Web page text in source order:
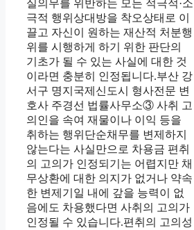
실의무를 위반하는 모든 적극적·소
극적 행위상대방을 착오상태로 이
끌고 자신이 원하는 재산적 처분행
위를 시행하게 하기 위한 판단의
기초가 될 수 있는 사실에 대한 것
이라면 충분히 인정됩니다.부산 강
서구 명지국제신도시 형사전문 변
호사 주경선 법률사무소③ 사취 고
의인을 속여 재물이나 이익 등을
취하는 행위단순채무를 변제하지
않는다는 사실만으로 차용금 편취
의 고의가 인정되기는 어렵지만 채
무상환에 대한 의지가 없거나 약속
한 변제기일 내에 갚을 능력이 없
음에도 차용했다면 사취의 고의가
인정될 수 있습니다.편취의 고의성